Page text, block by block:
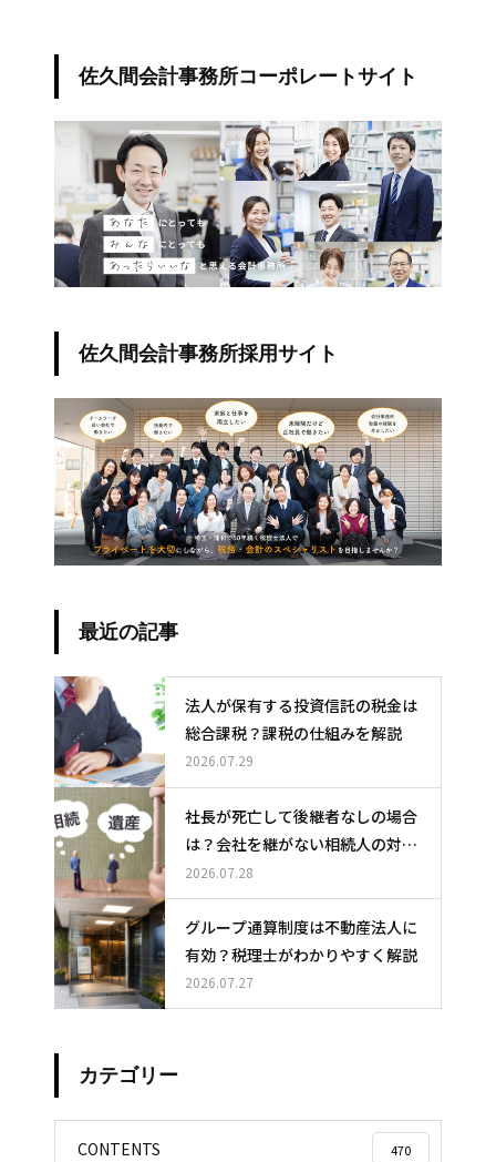
佐久間会計事務所コーポレートサイト
佐久間会計事務所採用サイト
最近の記事
法人が保有する投資信託の税金は
総合課税？課税の仕組みを解説
2026.07.29
社長が死亡して後継者なしの場合
は？会社を継がない相続人の対応
と選択肢
2026.07.28
グループ通算制度は不動産法人に
有効？税理士がわかりやすく解説
2026.07.27
カテゴリー
CONTENTS 470